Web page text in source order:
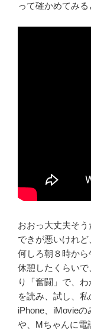
って確かめてみ
おおっ大丈夫そ
できが悪いけれど
何しろ朝８時か
休憩したくらい
り「奮闘」で、
を読み、試し、私
iPhone、iMovie
や、Mちゃんに電